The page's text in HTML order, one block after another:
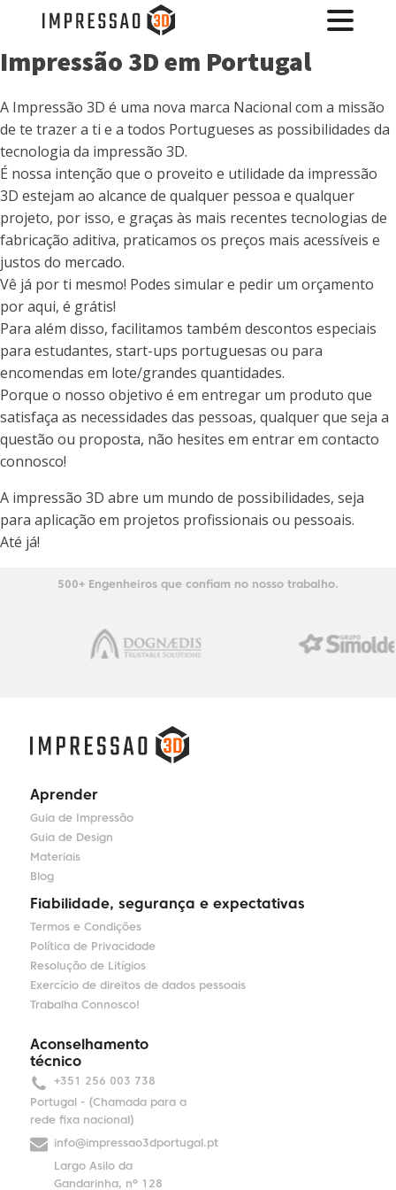
Impressão 3D em Portugal
A Impressão 3D é uma nova marca Nacional com a missão
de te trazer a ti e a todos Portugueses as possibilidades da
tecnologia da impressão 3D.
É nossa intenção que o proveito e utilidade da impressão
3D estejam ao alcance de qualquer pessoa e qualquer
projeto, por isso, e graças às mais recentes tecnologias de
fabricação aditiva, praticamos os preços mais acessíveis e
justos do mercado.
Vê já por ti mesmo! Podes simular e pedir um orçamento
por aqui, é grátis!
Para além disso, facilitamos também descontos especiais
para estudantes, start-ups portuguesas ou para
encomendas em lote/grandes quantidades.
Porque o nosso objetivo é em entregar um produto que
satisfaça as necessidades das pessoas, qualquer que seja a
questão ou proposta, não hesites em entrar em contacto
connosco!
A impressão 3D abre um mundo de possibilidades, seja
para aplicação em projetos profissionais ou pessoais.
Até já!
500+ Engenheiros que confiam no nosso trabalho.
Aprender
Guia de Impressão
Guia de Design
Materiais
Blog
Fiabilidade, segurança e expectativas
Termos e Condições
Política de Privacidade
Resolução de Litígios
Exercício de direitos de dados pessoais
Trabalha Connosco!
Aconselhamento
técnico
+351 256 003 738
Portugal - (Chamada para a
rede fixa nacional)
info@impressao3dportugal.pt
Largo Asilo da
Gandarinha, nº 128